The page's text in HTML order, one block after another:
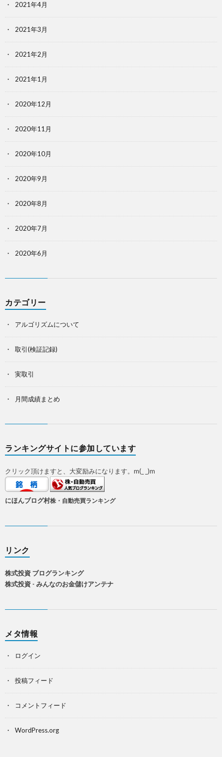
2021年4月
2021年3月
2021年2月
2021年1月
2020年12月
2020年11月
2020年10月
2020年9月
2020年8月
2020年7月
2020年6月
カテゴリー
アルゴリズムについて
取引(検証記録)
実取引
月間成績まとめ
ランキングサイトに参加しています
クリック頂けますと、大変励みになります。m(_ _)m
にほんブログ村株・自動売買ランキング
リンク
株式投資 ブログランキング
株式投資 - みんなのお金儲けアンテナ
メタ情報
ログイン
投稿フィード
コメントフィード
WordPress.org